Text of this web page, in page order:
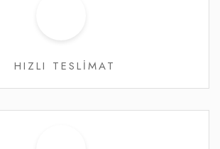
HIZLI TESLİMAT